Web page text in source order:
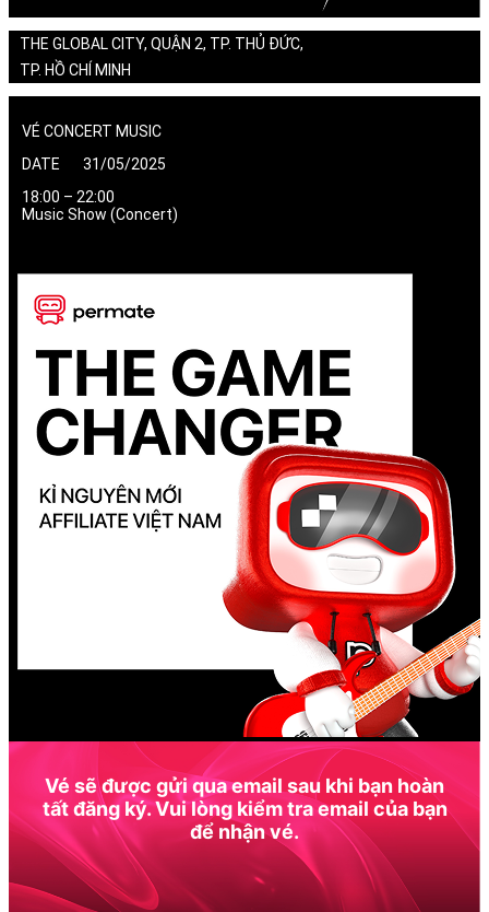
THE GLOBAL CITY, QUẬN 2, TP. THỦ ĐỨC,
TP. HỒ CHÍ MINH
VÉ CONCERT MUSIC
DATE 31/05/2025
18:00 – 22:00
Music Show (Concert)
Vé sẽ được gửi qua email sau khi bạn hoàn
tất đăng ký. Vui lòng kiểm tra email của bạn
để nhận vé.